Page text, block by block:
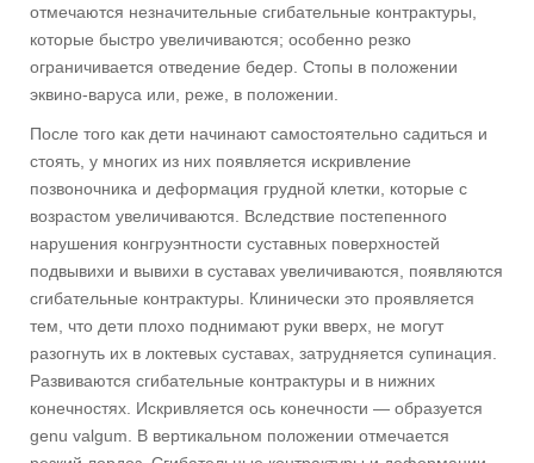
отмечаются незначительные сгибательные контрактуры,
которые быстро увеличиваются; особенно резко
ограничивается отведение бедер. Стопы в положении
эквино-варуса или, реже, в положении.
После того как дети начинают самостоятельно садиться и
стоять, у многих из них появляется искривление
позвоночника и деформация грудной клетки, которые с
возрастом увеличиваются. Вследствие постепенного
нарушения конгруэнтности суставных поверхностей
подвывихи и вывихи в суставах увеличиваются, появляются
сгибательные контрактуры. Клинически это проявляется
тем, что дети плохо поднимают руки вверх, не могут
разогнуть их в локтевых суставах, затрудняется супинация.
Развиваются сгибательные контрактуры и в нижних
конечностях. Искривляется ось конечности — образуется
genu valgum. В вертикальном положении отмечается